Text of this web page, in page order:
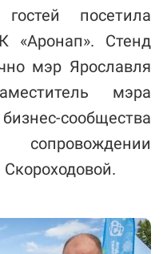
посетила
«Аронап». Стенд
мэр Ярославля
мэра
сообщества
сопровождении